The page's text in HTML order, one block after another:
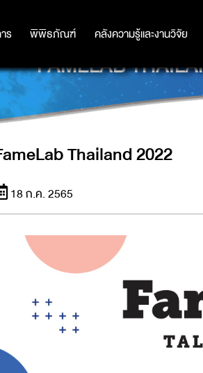
ร พิพิธภัณฑ์ คลังความรู้และงานวิจัย
ร พิพิธภัณฑ์ คลังความรู้และงานวิจัย
FAMELAB
Thailand 2022
18 ก.ค. 2565